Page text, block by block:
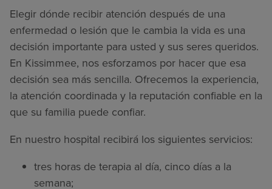
Elegir dónde recibir atención después de una
enfermedad o lesión que le cambia la vida es una
decisión importante para usted y sus seres queridos.
En Kissimmee, nos esforzamos por hacer que esa
decisión sea más sencilla. Ofrecemos la experiencia,
la atención coordinada y la reputación confiable en la
que su familia puede confiar.
En nuestro hospital recibirá los siguientes servicios:
tres horas de terapia al día, cinco días a la
semana;